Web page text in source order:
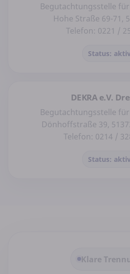
Begutachtungsstelle
Hohe Straße 69-71,
Telefon: 0221 /
Status:
DEKRA e.V.
Begutachtungsstelle
Dönhoffstraße 39,
Telefon: 0214 /
Status:
Klare